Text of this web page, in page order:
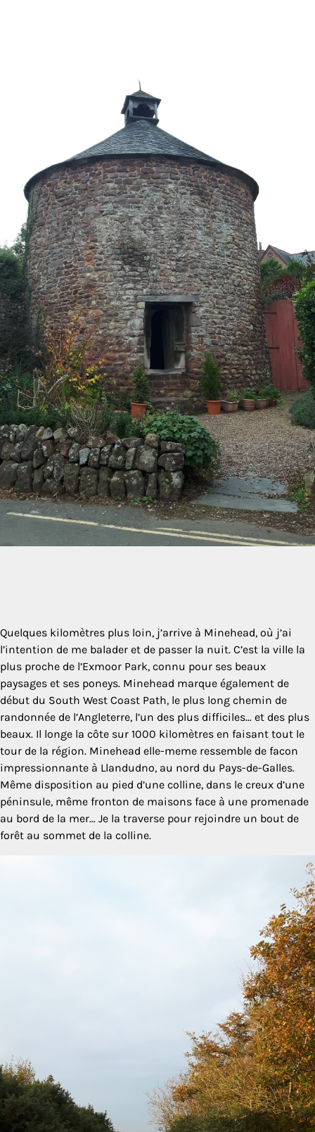
Quelques kilomètres plus loin, j’arrive à Minehead, où j’ai
l’intention de me balader et de passer la nuit. C’est la ville la
plus proche de l’Exmoor Park, connu pour ses beaux
paysages et ses poneys. Minehead marque également de
début du South West Coast Path, le plus long chemin de
randonnée de l’Angleterre, l’un des plus difficiles… et des plus
beaux. Il longe la côte sur 1000 kilomètres en faisant tout le
tour de la région. Minehead elle-meme ressemble de facon
impressionnante à Llandudno, au nord du Pays-de-Galles.
Même disposition au pied d’une colline, dans le creux d’une
péninsule, même fronton de maisons face à une promenade
au bord de la mer… Je la traverse pour rejoindre un bout de
forêt au sommet de la colline.